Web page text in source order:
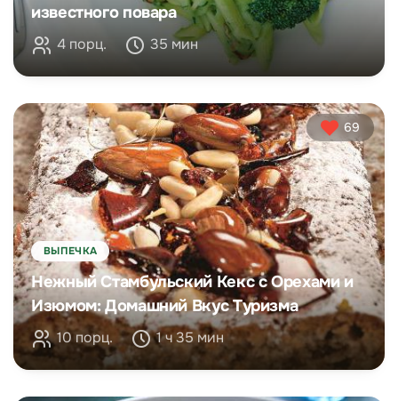
известного повара
4 порц. 35 мин
69
ВЫПЕЧКА
Нежный Стамбульский Кекс с Орехами и
Изюмом: Домашний Вкус Туризма
10 порц. 1 ч 35 мин